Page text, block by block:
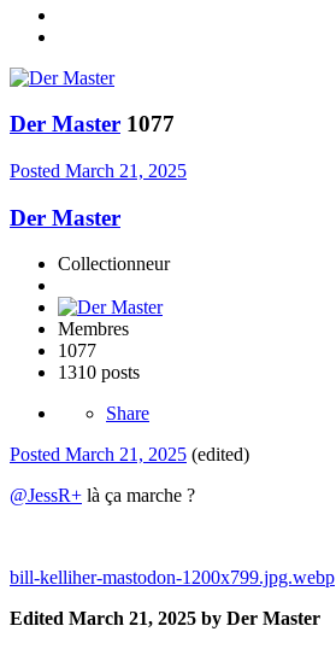
Der Master 1077
Posted March 21, 2025
Der Master
Collectionneur
Membres
1077
1310 posts
Share
Posted March 21, 2025 (edited)
@JessR+ là ça marche ?
bill-kelliher-mastodon-1200x799.jpg.webp
Edited March 21, 2025 by Der Master